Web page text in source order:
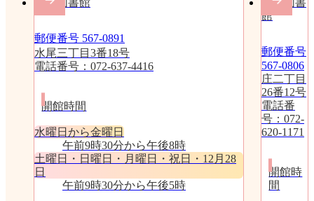
水尾図書館
郵便番号 567-0891
水尾三丁目3番18号
電話番号：072-637-4416
開館時間
水曜日から金曜日
午前9時30分から午後8時
土曜日・日曜日・月曜日・祝日・12月28
日
午前9時30分から午後5時
庄栄図書
館
郵便番号
567-0806
庄二丁目
26番12号
電話番
号：072-
620-1171
開館時
間